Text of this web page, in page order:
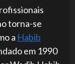
torna-se
a Habib
em 1990